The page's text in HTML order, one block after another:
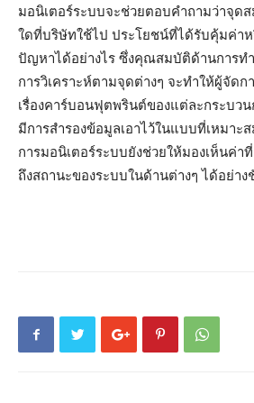
มอนิเตอร์ระบบจะช่วยตอบคำถามว่าจุด
ใดที่บริษัทใช้ไป ประโยชน์ที่ได้รับคุ้มค่า
ปัญหาได้อย่างไร ซึ่งคุณสมบัติด้านการท
การวิเคราะห์ตามจุดต่างๆ จะทำให้ผู้จัดก
เรื่องคาร์บอนฟุตพรินต์ของแต่ละกระบว
มีการสำรองข้อมูลเอาไว้ในแบบที่เหมาะ
การมอนิเตอร์ระบบยังช่วยให้มองเห็นค่า
ถึงสถานะของระบบในด้านต่างๆ ได้อย่า